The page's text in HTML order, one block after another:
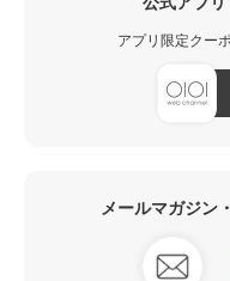
アプリ限定クー
メールマガジン